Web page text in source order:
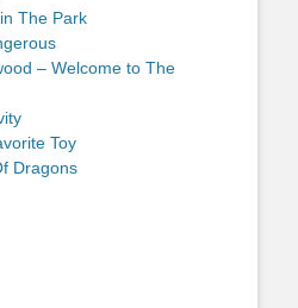
The Park
– Welcome to The
Toy
Dragons